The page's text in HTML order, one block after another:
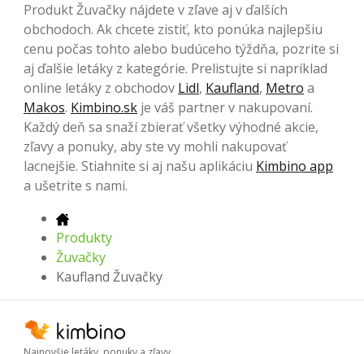
Produkt Žuvačky nájdete v zľave aj v ďalších
obchodoch. Ak chcete zistiť, kto ponúka najlepšiu
cenu počas tohto alebo budúceho týždňa, pozrite si
aj ďalšie letáky z kategórie. Prelistujte si napríklad
online letáky z obchodov Lidl, Kaufland, Metro a
Makos. Kimbino.sk je váš partner v nakupovaní.
Každý deň sa snaží zbierať všetky výhodné akcie,
zľavy a ponuky, aby ste vy mohli nakupovať
lacnejšie. Stiahnite si aj našu aplikáciu Kimbino app
a ušetrite s nami.
Produkty
Žuvačky
Kaufland Žuvačky